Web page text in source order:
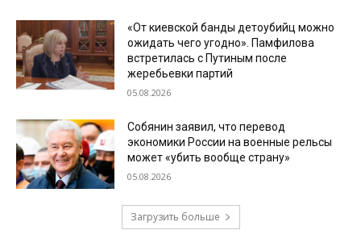
«От киевской банды детоубийц можно
ожидать чего угодно». Памфилова
встретилась с Путиным после
жеребьевки партий
05.08.2026
Собянин заявил, что перевод
экономики России на военные рельсы
может «убить вообще страну»
05.08.2026
Загрузить больше